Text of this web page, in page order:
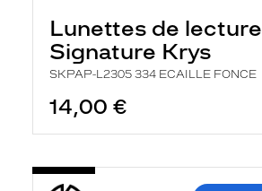
Lunettes de lecture
Signature Krys
SKPAP-L2305 334 ECAILLE FONCE
14,00 €